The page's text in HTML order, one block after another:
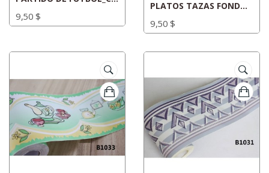
9,50 $
PLATOS TAZAS FONDO AZUL_CN002
9,50 $